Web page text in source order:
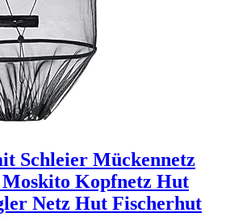
Schleier Mückennetz
Kopfnetz Hut
Netz Hut Fischerhut